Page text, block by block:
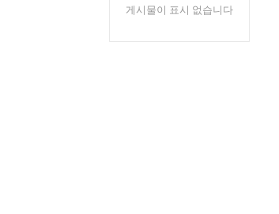
게시물이 표시 없습니다